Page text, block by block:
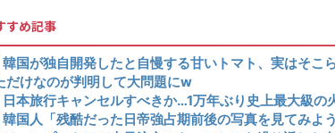
すめ記事
韓国が独自開発したと自慢する甘いトマト、実はそこ
だけなのが判明して大問題にw
日本旅行キャンセルすべきか…1万年ぶり史上最大級の
韓国人「残酷だった日帝強占期前後の写真を見てみよう